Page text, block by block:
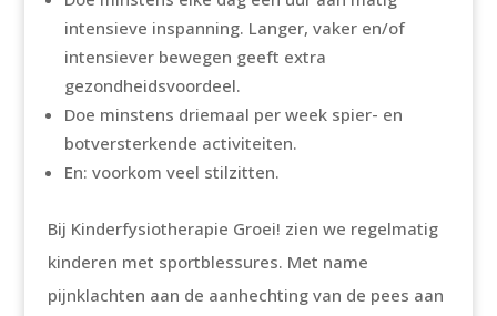
intensieve inspanning. Langer, vaker en/of
intensiever bewegen geeft extra
gezondheidsvoordeel.
Doe minstens driemaal per week spier- en
botversterkende activiteiten.
En: voorkom veel stilzitten.
Bij Kinderfysiotherapie Groei! zien we regelmatig
kinderen met sportblessures. Met name
pijnklachten aan de aanhechting van de pees aan